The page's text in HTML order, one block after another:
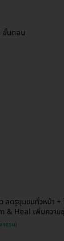
ขั้นตอน
ลดรูขุมขนทั่วหน้า +
& Heal เพิ่มความ
กรรม)